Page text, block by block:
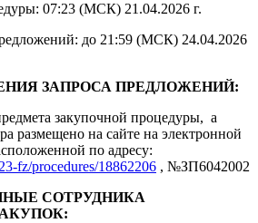
07:23 (МСК) 21.04.2026 г.
до 21:59 (МСК) 24.04.2026
ЗАПРОСА ПРЕДЛОЖЕНИЙ:
закупочной процедуры, а
размещено на сайте на электронной
по адресу:
fz/procedures/18862206 , №ЗП6042002
СОТРУДНИКА